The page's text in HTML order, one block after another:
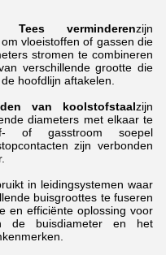
Tees verminderenzijn
vloeistoffen of gassen die
stromen te combineren
verschillende grootte die
hoofdlijn aftakelen.
van koolstofstaalzijn
diameters met elkaar te
of gasstroom soepel
zijn verbonden
in leidingsystemen waar
buisgroottes te fuseren
en efficiënte oplossing voor
de buisdiameter en het